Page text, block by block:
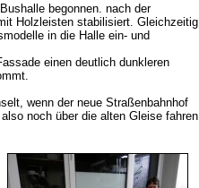
begonnen. nach der
Holzleisten stabilisiert. Gleichzeitig
in die Halle ein- und
einen deutlich dunkleren
wenn der neue Straßenbahnhof
noch über die alten Gleise fahren.